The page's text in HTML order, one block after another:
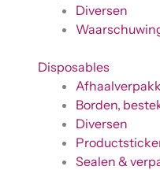
Diversen
Disposables
Borden,
Diversen
Sealen &